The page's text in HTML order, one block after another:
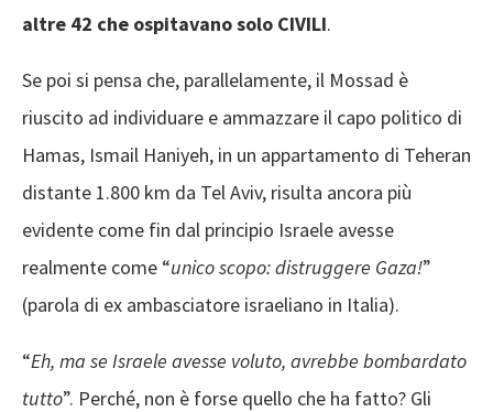
altre 42 che ospitavano solo CIVILI.
Se poi si pensa che, parallelamente, il Mossad è
riuscito ad individuare e ammazzare il capo politico di
Hamas, Ismail Haniyeh, in un appartamento di Teheran
distante 1.800 km da Tel Aviv, risulta ancora più
evidente come fin dal principio Israele avesse
realmente come “unico scopo: distruggere Gaza!”
(parola di ex ambasciatore israeliano in Italia).
“Eh, ma se Israele avesse voluto, avrebbe bombardato
tutto”. Perché, non è forse quello che ha fatto? Gli